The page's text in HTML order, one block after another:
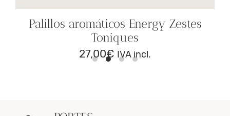
Palillos aromáticos Energy Zestes
Toniques
27,00€ IVA incl.